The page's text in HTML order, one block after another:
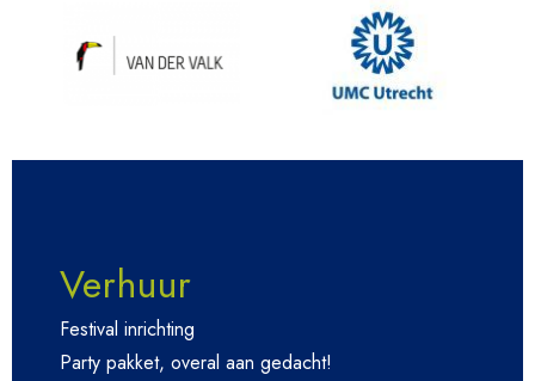
Verhuur
Festival inrichting
Party pakket, overal aan gedacht!